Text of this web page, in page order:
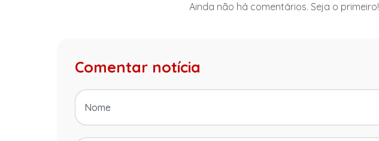
Ainda não há comentários. Seja o primeiro!
Comentar notícia